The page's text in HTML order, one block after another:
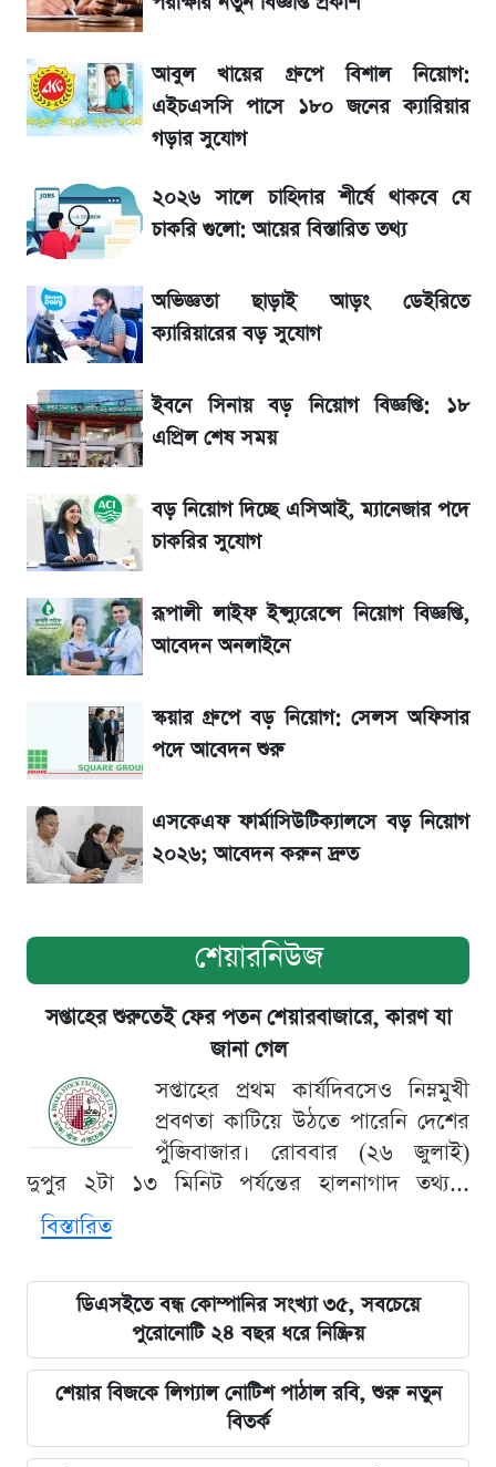
সাকিবের বাড়িতে হামলা নিয়ে মুখ খুললেন দিলীপ
ঘোষ
১৮০ দিনের মূল্যায়ন শেষে মন্ত্রিসভায় পরিবর্তন
SSC Result 2026: যে ৩ উপায়ে জানা যাবে
ফল
তাপমাত্রা নিয়ে নতুন পূর্বাভাস দিল আবহাওয়া অফিস
আগে দেখে নিন, আজকের সোনার নতুন দাম
রবির বড় সাফল্য! আয় কম বাড়লেও রেকর্ড মুনাফা ও
গ্রাহক বৃদ্ধি
টিভিতে আজকের খেলা (৭ আগস্ট)
সৌদিতে বাংলাদেশিদের আকামা নবায়নে বদলে গেল
আবুল খায়ের গ্রুপে বিশাল নিয়োগ:
এইচএসসি পাসে ১৮০ জনের ক্যারিয়ার
গড়ার সুযোগ
২০২৬ সালে চাহিদার শীর্ষে থাকবে যে
চাকরি গুলো: আয়ের বিস্তারিত তথ্য
অভিজ্ঞতা ছাড়াই আড়ং ডেইরিতে
ক্যারিয়ারের বড় সুযোগ
ইবনে সিনায় বড় নিয়োগ বিজ্ঞপ্তি: ১৮
এপ্রিল শেষ সময়
বড় নিয়োগ দিচ্ছে এসিআই, ম্যানেজার পদে
চাকরির সুযোগ
রূপালী লাইফ ইন্স্যুরেন্সে নিয়োগ বিজ্ঞপ্তি,
আবেদন অনলাইনে
স্কয়ার গ্রুপে বড় নিয়োগ: সেলস অফিসার
পদে আবেদন শুরু
এসকেএফ ফার্মাসিউটিক্যালসে বড় নিয়োগ
২০২৬; আবেদন করুন দ্রুত
শেয়ারনিউজ
সপ্তাহের শুরুতেই ফের পতন শেয়ারবাজারে, কারণ যা
জানা গেল
সপ্তাহের প্রথম কার্যদিবসেও নিম্নমুখী
প্রবণতা কাটিয়ে উঠতে পারেনি দেশের
পুঁজিবাজার। রোববার (২৬ জুলাই)
দুপুর ২টা ১৩ মিনিট পর্যন্তের হালনাগাদ তথ্য...
বিস্তারিত
ডিএসইতে বন্ধ কোম্পানির সংখ্যা ৩৫, সবচেয়ে
পুরোনোটি ২৪ বছর ধরে নিষ্ক্রিয়
শেয়ার বিজকে লিগ্যাল নোটিশ পাঠাল রবি, শুরু নতুন
বিতর্ক